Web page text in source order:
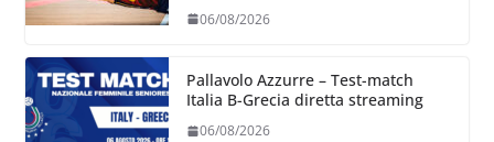
06/08/2026
Pallavolo Azzurre – Test-match
Italia B-Grecia diretta streaming
06/08/2026